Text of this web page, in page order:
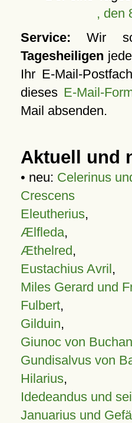
, den
Service: Wir
Tagesheiligen
Ihr E-Mail-
dieses E-Mail-
Mail absenden.
Aktuell und
• neu: Celerinus
Crescens
Eleutherius,
Ælfleda,
Æthelred,
Eustachius Avril,
Miles Gerard und
Fulbert,
Gilduin,
Giunoc von Buchan
Gundisalvus von
Hilarius,
Idedeandus und
Januarius und